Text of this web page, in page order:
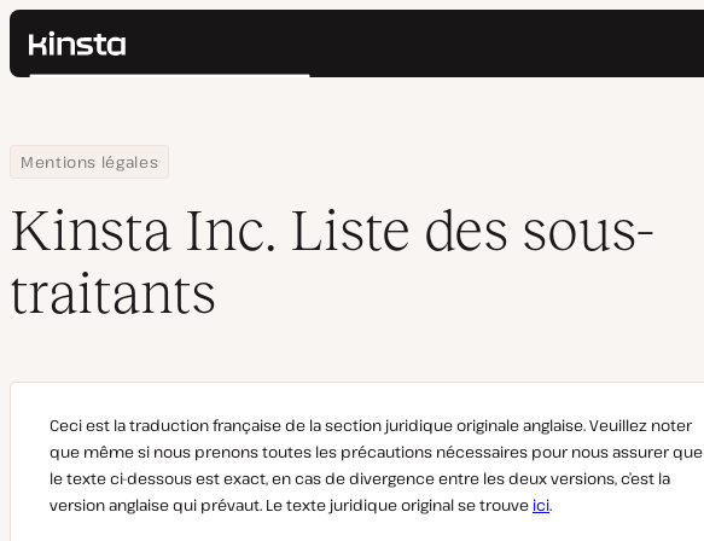
Kinsta®
Prix
Contact
Rechercher
Home
Mentions légales
Kinsta Inc. Liste des sous-traitants
Kinsta Inc. Liste des sous-
traitants
Ceci est la traduction française de la section juridique originale anglaise. Veuillez noter
que même si nous prenons toutes les précautions nécessaires pour nous assurer que
le texte ci-dessous est exact, en cas de divergence entre les deux versions, c’est la
version anglaise qui prévaut. Le texte juridique original se trouve ici.